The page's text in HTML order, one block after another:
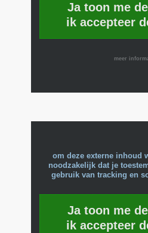
Ja toon me
ik accepteer
meer
om deze externe inhoud
noodzakelijk dat je
gebruik van tracking en
Ja toon me
ik accepteer